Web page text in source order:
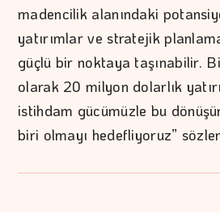
madencilik alanındaki
yatırımlar ve stratejik
güçlü bir noktaya taşınabilir.
olarak 20 milyon dolarlık
istihdam gücümüzle bu
biri olmayı hedefliyoruz”